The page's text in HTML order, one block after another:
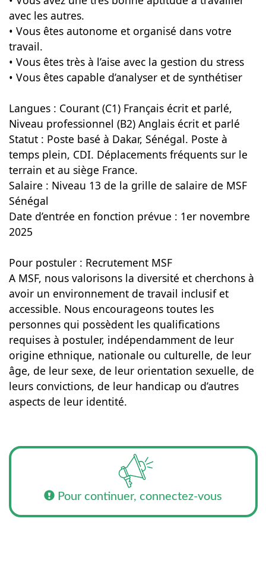
avec les autres.
• Vous êtes autonome et organisé dans votre
travail.
• Vous êtes très à l’aise avec la gestion du stress
• Vous êtes capable d’analyser et de synthétiser
Langues : Courant (C1) Français écrit et parlé,
Niveau professionnel (B2) Anglais écrit et parlé
Statut : Poste basé à Dakar, Sénégal. Poste à
temps plein, CDI. Déplacements fréquents sur le
terrain et au siège France.
Salaire : Niveau 13 de la grille de salaire de MSF
Sénégal
Date d’entrée en fonction prévue : 1er novembre
2025
Pour postuler : Recrutement MSF
A MSF, nous valorisons la diversité et cherchons à
avoir un environnement de travail inclusif et
accessible. Nous encourageons toutes les
personnes qui possèdent les qualifications
requises à postuler, indépendamment de leur
origine ethnique, nationale ou culturelle, de leur
âge, de leur sexe, de leur orientation sexuelle, de
leurs convictions, de leur handicap ou d’autres
aspects de leur identité.
Pour continuer, connectez-vous